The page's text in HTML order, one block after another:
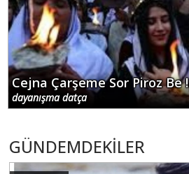
Cejna Çarşeme Sor Piroz Be !
dayanışma datça
GÜNDEMDEKİLER